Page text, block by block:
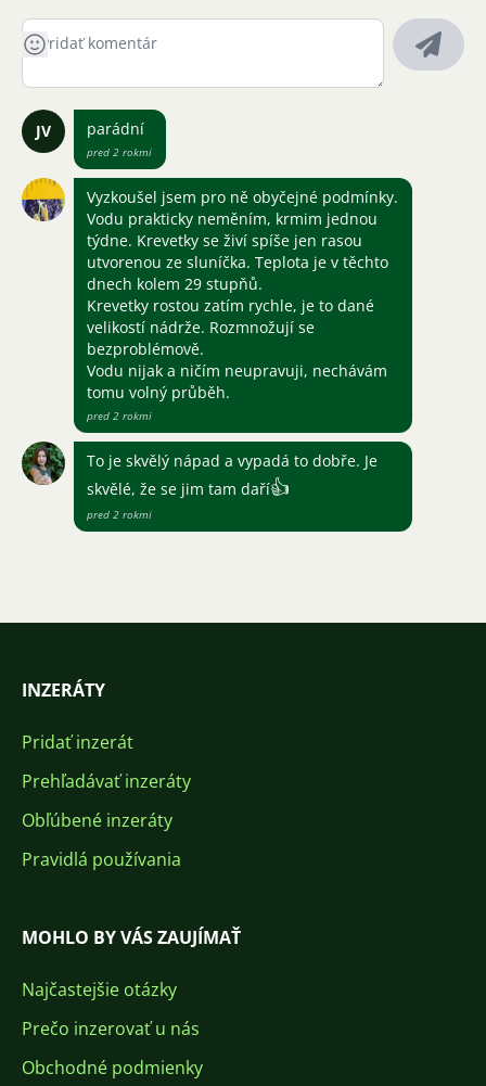
JV parádní
pred 2 rokmi
Vyzkoušel jsem pro ně obyčejné podmínky.
Vodu prakticky neměním, krmim jednou
týdne. Krevetky se živí spíše jen rasou
utvorenou ze sluníčka. Teplota je v těchto
dnech kolem 29 stupňů.
Krevetky rostou zatím rychle, je to dané
velikostí nádrže. Rozmnožují se
bezproblémově.
Vodu nijak a ničím neupravuji, nechávám
tomu volný průběh.
pred 2 rokmi
To je skvělý nápad a vypadá to dobře. Je
skvělé, že se jim tam daří👍
pred 2 rokmi
INZERÁTY
Pridať inzerát
Prehľadávať inzeráty
Obľúbené inzeráty
Pravidlá používania
MOHLO BY VÁS ZAUJÍMAŤ
Najčastejšie otázky
Prečo inzerovať u nás
Obchodné podmienky